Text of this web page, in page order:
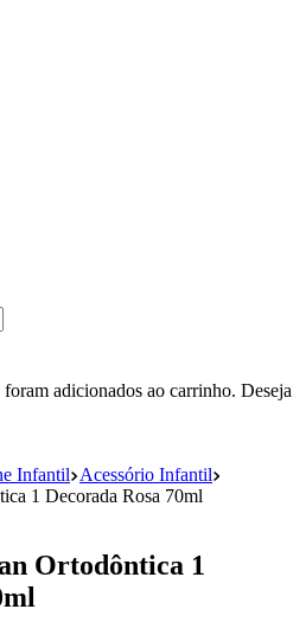
foram adicionados ao carrinho. Deseja
Infantil Acessório Infantil
1 Decorada Rosa 70ml
Ortodôntica 1